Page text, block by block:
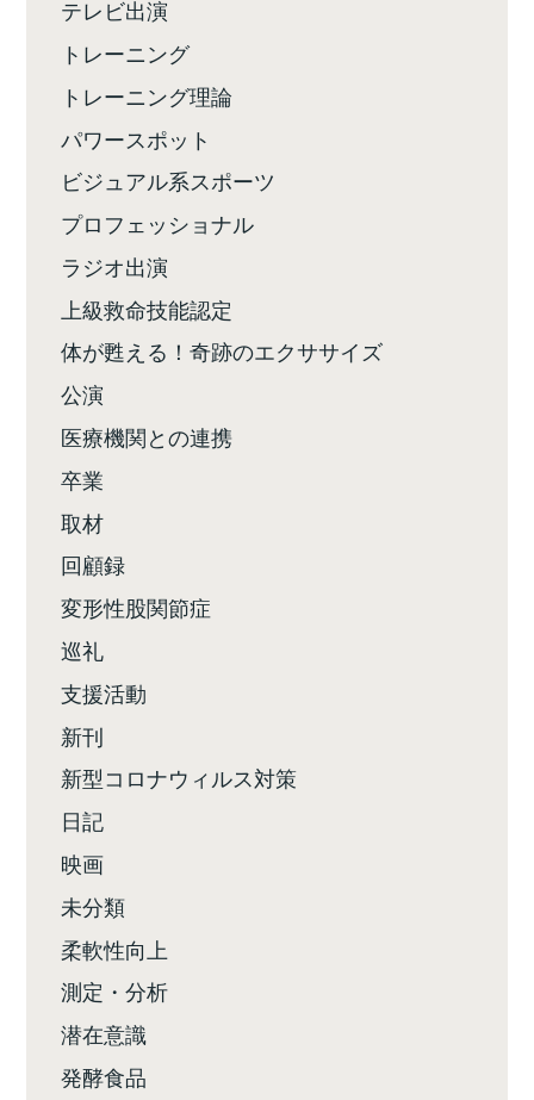
テレビ出演
トレーニング
トレーニング理論
パワースポット
ビジュアル系スポーツ
プロフェッショナル
ラジオ出演
上級救命技能認定
体が甦える！奇跡のエクササイズ
公演
医療機関との連携
卒業
取材
回顧録
変形性股関節症
巡礼
支援活動
新刊
新型コロナウィルス対策
日記
映画
未分類
柔軟性向上
測定・分析
潜在意識
発酵食品